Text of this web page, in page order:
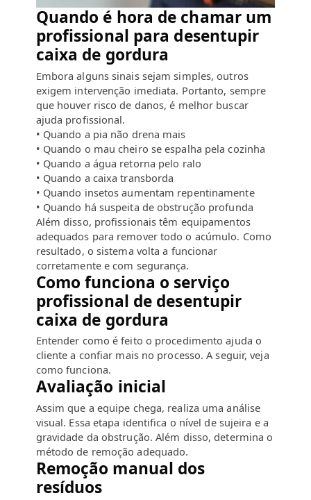
Quando é hora de chamar um
profissional para desentupir
caixa de gordura
Embora alguns sinais sejam simples, outros
exigem intervenção imediata. Portanto, sempre
que houver risco de danos, é melhor buscar
ajuda profissional.
• Quando a pia não drena mais
• Quando o mau cheiro se espalha pela cozinha
• Quando a água retorna pelo ralo
• Quando a caixa transborda
• Quando insetos aumentam repentinamente
• Quando há suspeita de obstrução profunda
Além disso, profissionais têm equipamentos
adequados para remover todo o acúmulo. Como
resultado, o sistema volta a funcionar
corretamente e com segurança.
Como funciona o serviço
profissional de desentupir
caixa de gordura
Entender como é feito o procedimento ajuda o
cliente a confiar mais no processo. A seguir, veja
como funciona.
Avaliação inicial
Assim que a equipe chega, realiza uma análise
visual. Essa etapa identifica o nível de sujeira e a
gravidade da obstrução. Além disso, determina o
método de remoção adequado.
Remoção manual dos
resíduos